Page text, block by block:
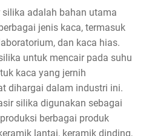
silika adalah bahan utama
jenis kaca, termasuk
dan kaca hias.
untuk mencair pada suhu
kaca yang jernih
dihargai dalam industri ini.
silika digunakan sebagai
berbagai produk
lantai, keramik dinding,